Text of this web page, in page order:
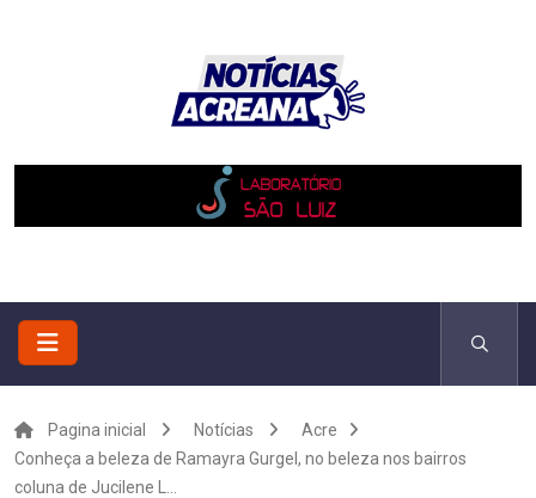
Pagina inicial Notícias
Acre
Conheça a beleza de Ramayra Gurgel, no beleza nos bairros
coluna de Jucilene L...